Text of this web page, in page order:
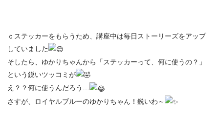
ｃステッカーをもらうため、講座中は毎日ストーリーズをアップ
していました
そしたら、ゆかりちゃんから「ステッカーって、何に使うの？」
という鋭いツッコミが
え？？何に使うんだろう…
さすが、ロイヤルブルーのゆかりちゃん！鋭いわ～